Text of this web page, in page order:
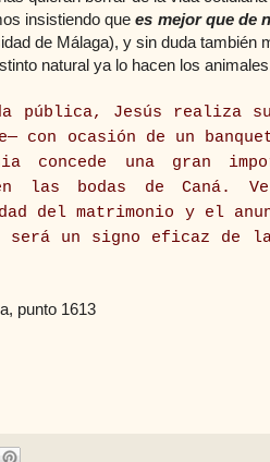
insistiendo quees mejor que de
de Málaga), y sin duda también
natural ya lo hacen los
pública, Jesús realiza
con ocasión de un
concede una gran
las bodas de Caná.
del matrimonio y el
será un signo eficaz de
punto 1613